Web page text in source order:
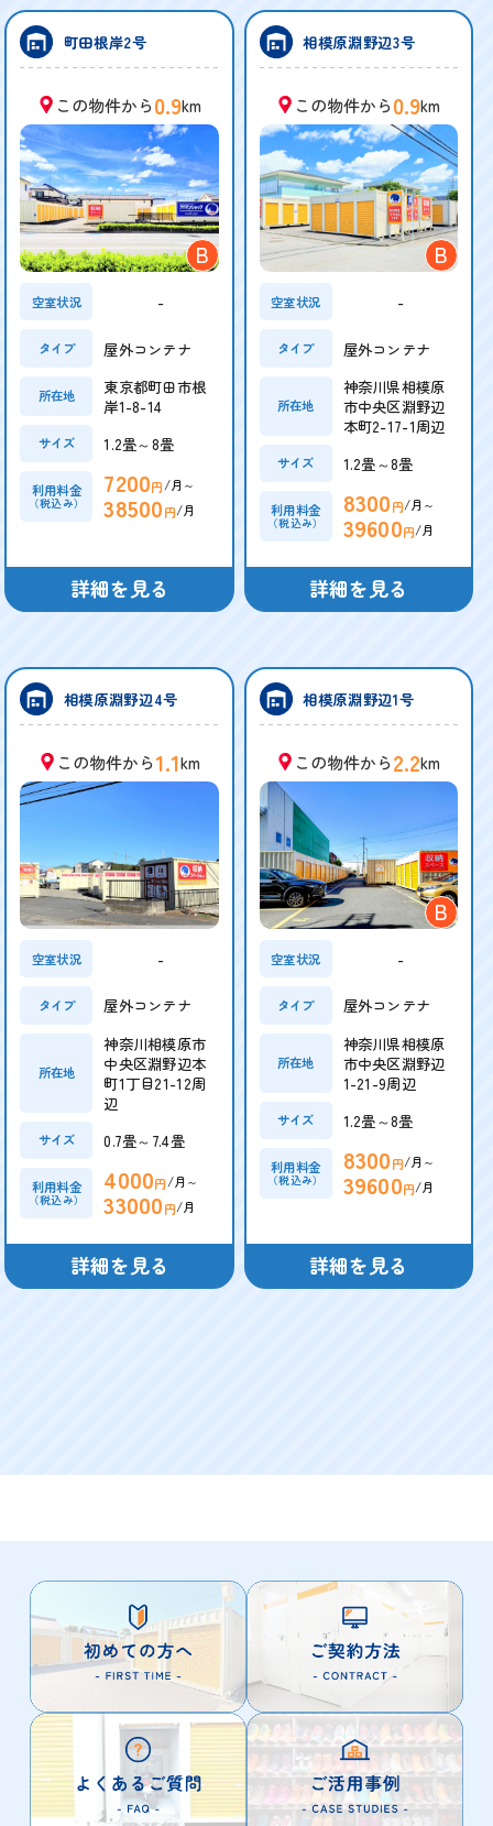
町田根岸2号
この物件から0.9km
B
空室状況 -
タイプ 屋外コンテナ
所在地
東京都町田市根
岸1-8-14
サイズ 1.2畳～8畳
利用料金
（税込み）
7200円/月～
38500円/月
詳細を見る
相模原淵野辺3号
この物件から0.9km
B
空室状況 -
タイプ 屋外コンテナ
所在地
神奈川県相模原
市中央区淵野辺
本町2-17-1周辺
サイズ 1.2畳～8畳
利用料金
（税込み）
8300円/月～
39600円/月
詳細を見る
相模原淵野辺4号
この物件から1.1km
空室状況 -
タイプ 屋外コンテナ
所在地
神奈川相模原市
中央区淵野辺本
町1丁目21-12周
辺
サイズ 0.7畳～7.4畳
利用料金
（税込み）
4000円/月～
33000円/月
詳細を見る
相模原淵野辺1号
この物件から2.2km
B
空室状況 -
タイプ 屋外コンテナ
所在地
神奈川県相模原
市中央区淵野辺
1-21-9周辺
サイズ 1.2畳～8畳
利用料金
（税込み）
8300円/月～
39600円/月
詳細を見る